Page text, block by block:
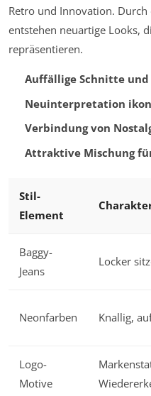
Retro und Innovation.
entstehen neuartige Looks,
repräsentieren.
Auffällige Schnitte
Neuinterpretation
Verbindung von
Attraktive Mischung
Stil-
Element
Baggy-
Jeans
Locker
Neonfarben Knallig,
Logo-
Motive